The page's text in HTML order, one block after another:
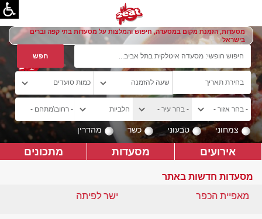
מסעדות, הזמנת מקום במסעדה, חיפוש והמלצות על מסעדות בתי קפה וברים
בישראל
צמחוני טבעוני כשר מהדרין
אירועים מסעדות מתכונים
מסעדות חדשות באתר
ישר לפיתה
מאפיית הכפר